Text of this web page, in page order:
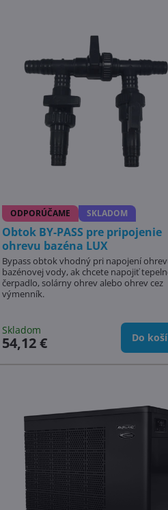
ODPORÚČAME SKLADOM
Obtok BY-PASS pre pripojenie
ohrevu bazéna LUX
Bypass obtok vhodný pri napojení
bazénovej vody, ak chcete napojiť
čerpadlo, solárny ohrev alebo ohrev cez
výmenník.
Skladom
54,12 € Do